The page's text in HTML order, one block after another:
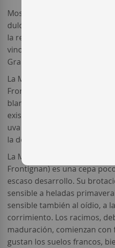
Moscatel de Frontignan es el
dulces naturales de
la región sudeste de
vinos están elaborados con
Grains o Moscatel de grano
La Muscat Blanc à Petits
Frontignan) es una variedad
blanca mediterránea y una
existen. Está catalogada por
uva Anathelicon moscathon
la de las cepas Apiane de los
La Muscat Blanc à Petits
Frontignan) es una cepa
escaso desarrollo. Su
sensible a heladas
sensible también al oídio, a
corrimiento. Los racimos,
maduración, comienzan con
gustan los suelos francos,